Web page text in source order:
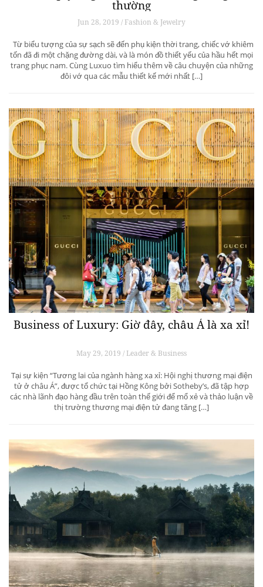
thường
Jun 28, 2019 / Fashion & Jewelry
Từ biểu tượng của sự sạch sẽ đến phụ kiện thời trang, chiếc vớ khiêm
tốn đã đi một chặng đường dài, và là món đồ thiết yếu của hầu hết mọi
trang phục nam. Cùng Luxuo tìm hiểu thêm về câu chuyện của những
đôi vớ qua các mẫu thiết kế mới nhất […]
Business of Luxury: Giờ đây, châu Á là xa xỉ!
May 29, 2019 / Leader & Business
Tại sự kiện “Tương lai của ngành hàng xa xỉ: Hội nghị thương mại điện
tử ở châu Á”, được tổ chức tại Hồng Kông bởi Sotheby’s, đã tập hợp
các nhà lãnh đạo hàng đầu trên toàn thế giới để mổ xẻ và thảo luận về
thị trường thương mại điện tử đang tăng […]